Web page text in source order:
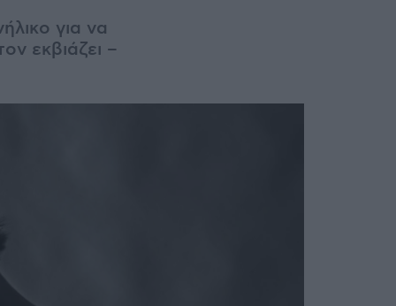
για να
εκβιάζει –